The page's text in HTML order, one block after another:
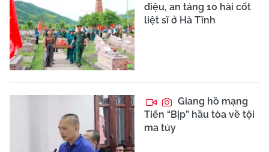
điệu, an táng 10 hài cốt
liệt sĩ ở Hà Tĩnh
Giang hồ mạng
Tiến “Bịp” hầu tòa về tội
ma túy